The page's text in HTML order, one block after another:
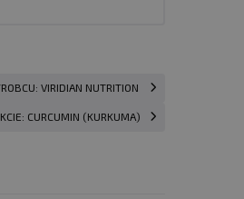
VIRIDIAN NUTRITION
CURCUMIN (KURKUMA)